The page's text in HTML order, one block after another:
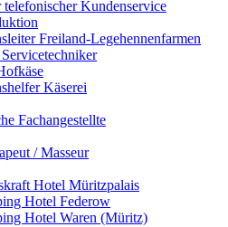
Kundenservice
Freiland-Legehennenfarmen
Käserei
Fachangestellte
/ Masseur
Hotel Müritzpalais
Hotel Federow
Hotel Waren (Müritz)